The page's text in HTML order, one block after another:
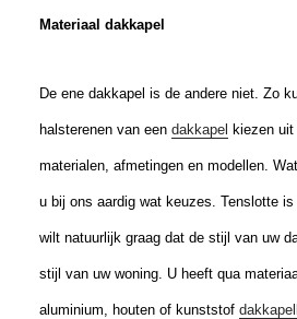
Materiaal dakkapel
De ene dakkapel is de andere niet. Zo
halsterenen van een dakkapel kiezen
materialen, afmetingen en modellen.
u bij ons aardig wat keuzes. Tenslotte
wilt natuurlijk graag dat de stijl van uw
stijl van uw woning. U heeft qua
aluminium, houten of kunststof